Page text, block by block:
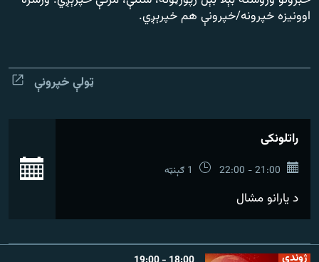
۱۴ ساعته راډیويي خپرونې
اوونیزه خپرونه/خپرونې هم خپرېږي.
ټولې خپرونې
راتلونکی
21:00 - 22:00 1 ګېنټه
د یارانو مشال
ژوندی